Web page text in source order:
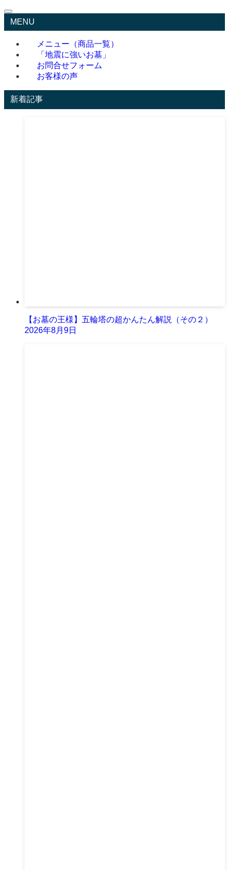
MENU
メニュー（商品一覧）
「地震に強いお墓」
お問合せフォーム
お客様の声
新着記事
【お墓の王様】五輪塔の超かんたん解説（その２）
2026年8月9日